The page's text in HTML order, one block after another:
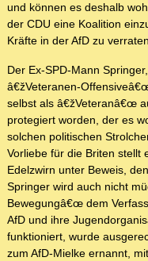
und können es deshalb
der CDU eine Koalition
Kräfte in der AfD zu
Der Ex-SPD-Mann
â€žVeteranen-
selbst als â€žVeteranâ€œ
protegiert worden, der es
solchen politischen
Vorliebe für die Briten stellt
Edelzwirn unter Beweis,
Springer wird auch nicht
Bewegungâ€œ dem
AfD und ihre
funktioniert, wurde
zum AfD-Mielke ernannt,